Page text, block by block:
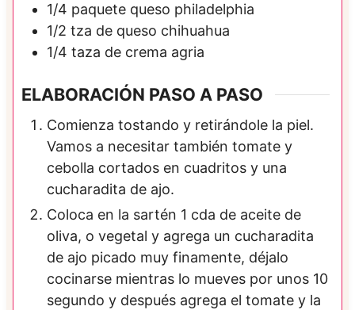
1/4 paquete queso philadelphia
1/2 tza de queso chihuahua
1/4 taza de crema agria
ELABORACIÓN PASO A PASO
Comienza tostando y retirándole la piel.
Vamos a necesitar también tomate y
cebolla cortados en cuadritos y una
cucharadita de ajo.
Coloca en la sartén 1 cda de aceite de
oliva, o vegetal y agrega un cucharadita
de ajo picado muy finamente, déjalo
cocinarse mientras lo mueves por unos 10
segundo y después agrega el tomate y la